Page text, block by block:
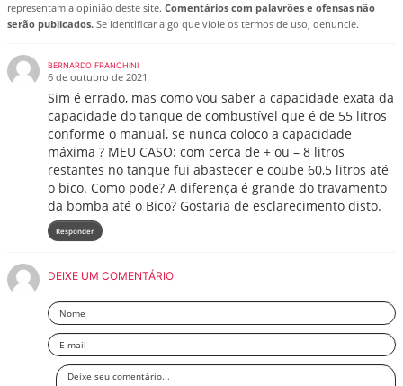
representam a opinião deste site. Comentários com palavrões e ofensas não
serão publicados. Se identificar algo que viole os termos de uso, denuncie.
BERNARDO FRANCHINI
6 de outubro de 2021
Sim é errado, mas como vou saber a capacidade exata da
capacidade do tanque de combustível que é de 55 litros
conforme o manual, se nunca coloco a capacidade
máxima ? MEU CASO: com cerca de + ou – 8 litros
restantes no tanque fui abastecer e coube 60,5 litros até
o bico. Como pode? A diferença é grande do travamento
da bomba até o Bico? Gostaria de esclarecimento disto.
Responder
DEIXE UM COMENTÁRIO
Nome
Email
Deixe